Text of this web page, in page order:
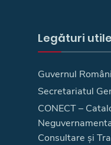
Legături
Guvernul
Secretariatul
CONECT –
Consultare și